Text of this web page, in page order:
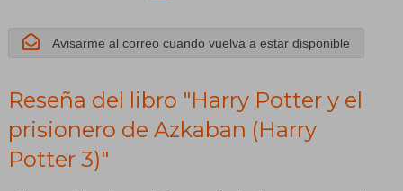
Avisarme al correo cuando vuelva a estar disponible
Reseña del libro "Harry Potter y el
prisionero de Azkaban (Harry
Potter 3)"